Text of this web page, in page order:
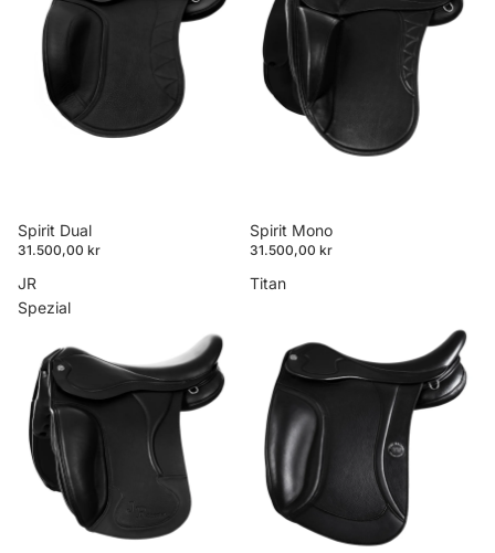
Spirit Dual
31.500,00 kr
Spirit Mono
31.500,00 kr
JR
Spezial
Titan